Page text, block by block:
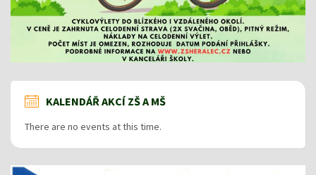
KALENDÁŘ AKCÍ ZŠ A MŠ
There are no events at this time.